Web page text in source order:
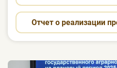
Отчет о реализации